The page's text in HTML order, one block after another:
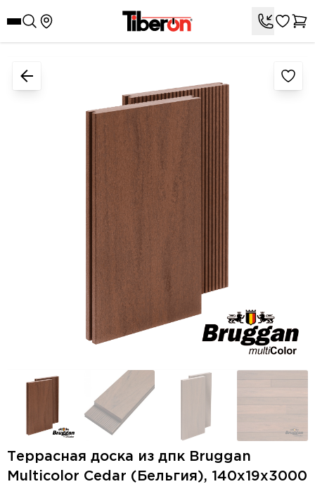
Террасная доска из дпк Bruggan
Multicolor Cedar (Бельгия), 140х19x3000